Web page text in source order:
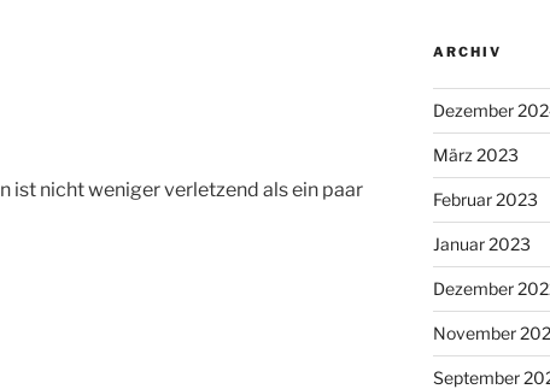
ist nicht weniger verletzend als ein paar
ARCHIV
Dezember
März 2023
Februar 2023
Januar 2023
Dezember
November
September